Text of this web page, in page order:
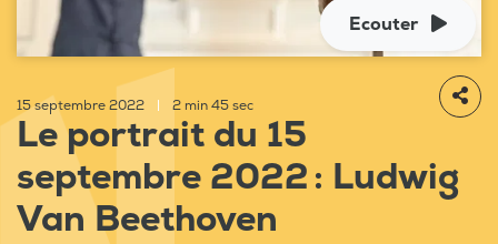
Ecouter
15 septembre 2022 2 min 45 sec
Le portrait du 15
septembre 2022 : Ludwig
Van Beethoven